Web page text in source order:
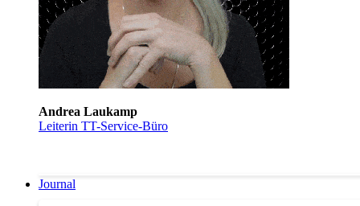
Andrea Laukamp
Leiterin TT-Service-Büro
Journal